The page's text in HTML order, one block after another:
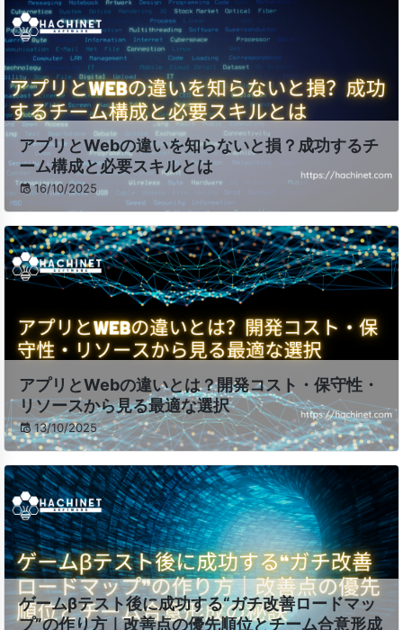
アプリとWebの違いを知らないと損？成功するチ
ーム構成と必要スキルとは
16/10/2025
アプリとWebの違いとは？開発コスト・保守性・
リソースから見る最適な選択
13/10/2025
ゲームβテスト後に成功する“ガチ改善ロードマッ
プ”の作り方｜改善点の優先順位とチーム合意形成